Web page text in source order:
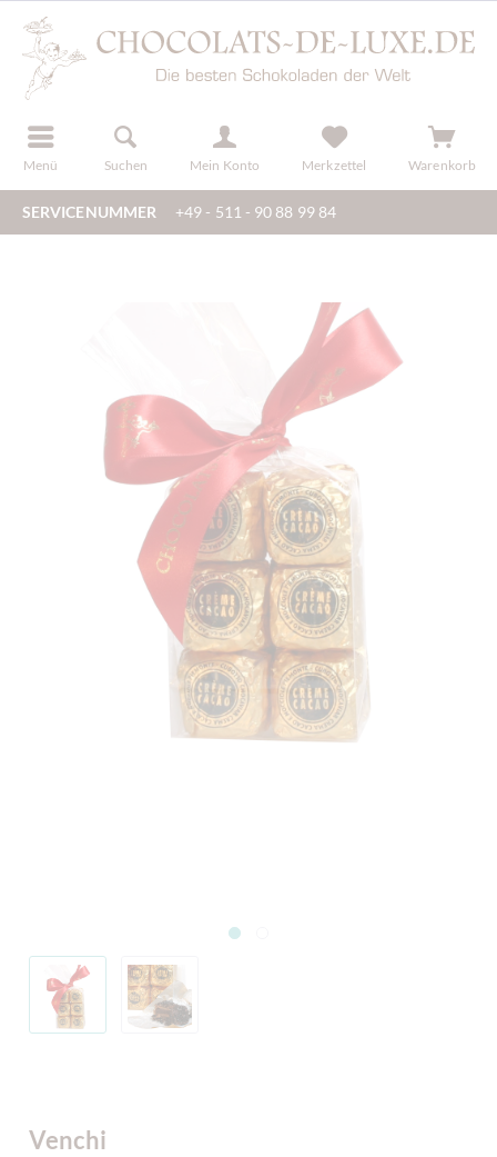
Menü Suchen Mein Konto
registrieren Merkzettel Warenkorb
SERVICENUMMER +49 - 511 - 90 88 99 84
Venchi